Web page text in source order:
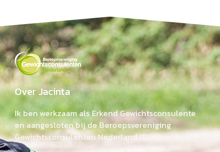
Over Jacinta
Ik ben werkzaam als Erkend Gewichtsconsulente
en aangesloten bij de Beroepsvereniging
Gewichtsconsulenten Nederland (BGN).